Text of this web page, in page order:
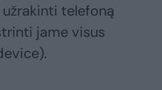
telefoną
jame visus